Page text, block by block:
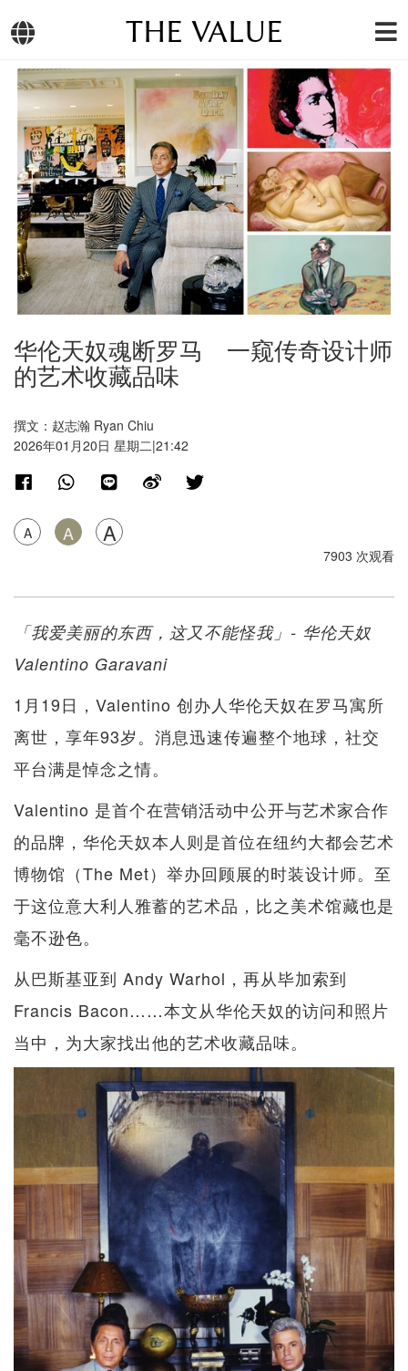
THE VALUE
华伦天奴魂断罗马 一窥传奇设计师
的艺术收藏品味
撰文：赵志瀚 Ryan Chiu
2026年01月20日 星期二|21:42
A A A
7903 次观看
「我爱美丽的东西，这又不能怪我」- 华伦天奴
Valentino Garavani
1月19日，Valentino 创办人华伦天奴在罗马寓所
离世，享年93岁。消息迅速传遍整个地球，社交
平台满是悼念之情。
Valentino 是首个在营销活动中公开与艺术家合作
的品牌，华伦天奴本人则是首位在纽约大都会艺术
博物馆（The Met）举办回顾展的时装设计师。至
于这位意大利人雅蓄的艺术品，比之美术馆藏也是
毫不逊色。
从巴斯基亚到 Andy Warhol，再从毕加索到
Francis Bacon……本文从华伦天奴的访问和照片
当中，为大家找出他的艺术收藏品味。